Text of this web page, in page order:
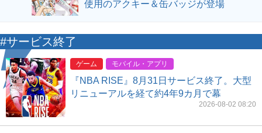
使用のアクキー＆缶バッジが登場
#サービス終了
ゲーム モバイル・アプリ
『NBA RISE』8月31日サービス終了。大型
リニューアルを経て約4年9カ月で幕
2026-08-02 08:20